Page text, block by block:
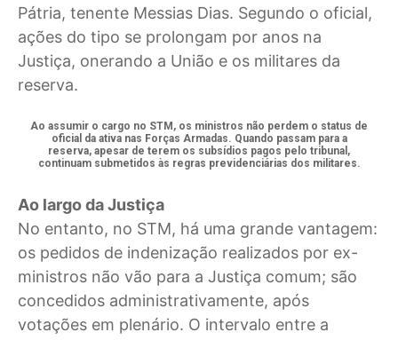
Pátria, tenente Messias Dias. Segundo o oficial,
ações do tipo se prolongam por anos na
Justiça, onerando a União e os militares da
reserva.
Ao assumir o cargo no STM, os ministros não perdem o status de
oficial da ativa nas Forças Armadas. Quando passam para a
reserva, apesar de terem os subsídios pagos pelo tribunal,
continuam submetidos às regras previdenciárias dos militares.
Ao largo da Justiça
No entanto, no STM, há uma grande vantagem:
os pedidos de indenização realizados por ex-
ministros não vão para a Justiça comum; são
concedidos administrativamente, após
votações em plenário. O intervalo entre a